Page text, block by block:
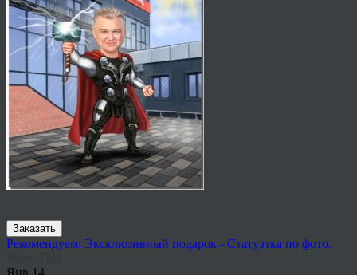
Заказать
Рекомендуем: Эксклюзивный подарок - Статуэтка по фото.